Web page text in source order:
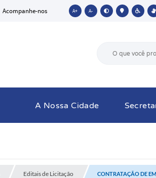
Acompanhe-nos A+ A-
A Nossa Cidade
Editais de Licitação CONTRATAÇÃO DE